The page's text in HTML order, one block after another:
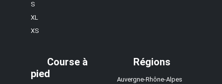
S
XL
XS
Course à
pied
Régions
Auvergne-Rhône-Alpes